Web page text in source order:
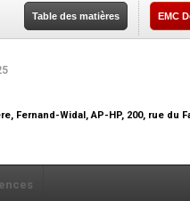
Table des matières EMC
Fernand-Widal, AP-HP, 200, rue du